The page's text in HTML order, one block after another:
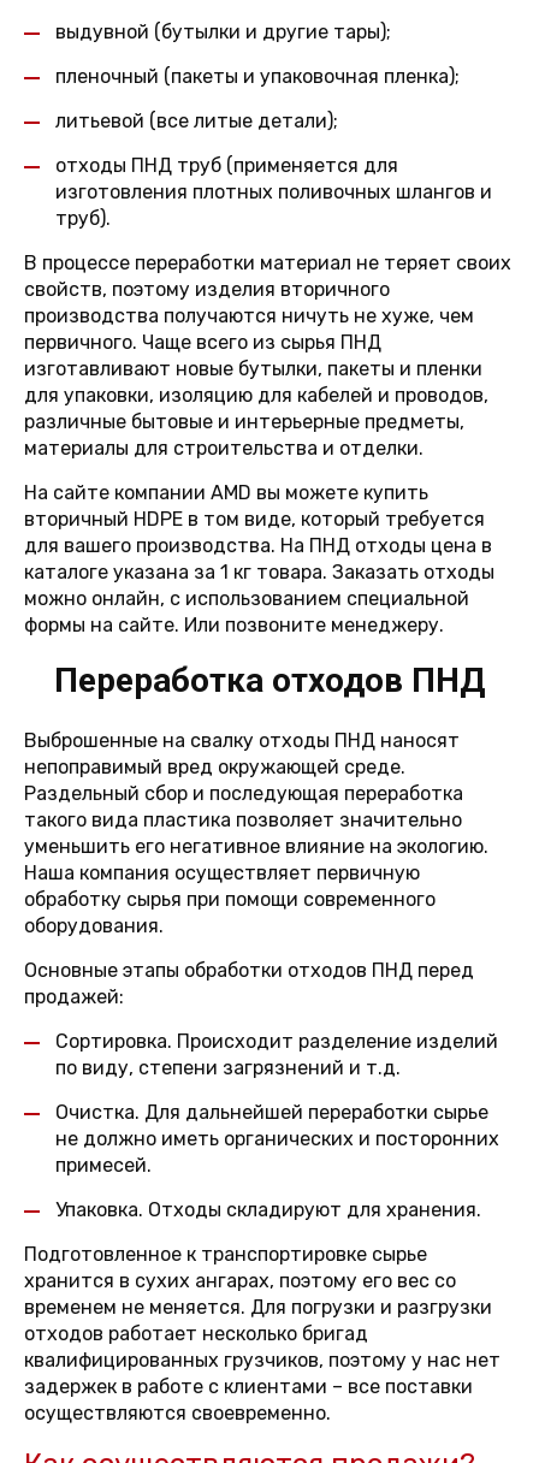
выдувной (бутылки и другие тары);
пленочный (пакеты и упаковочная пленка);
литьевой (все литые детали);
отходы ПНД труб (применяется для
изготовления плотных поливочных шлангов и
труб).
В процессе переработки материал не теряет своих
свойств, поэтому изделия вторичного
производства получаются ничуть не хуже, чем
первичного. Чаще всего из сырья ПНД
изготавливают новые бутылки, пакеты и пленки
для упаковки, изоляцию для кабелей и проводов,
различные бытовые и интерьерные предметы,
материалы для строительства и отделки.
На сайте компании AMD вы можете купить
вторичный HDPE в том виде, который требуется
для вашего производства. На ПНД отходы цена в
каталоге указана за 1 кг товара. Заказать отходы
можно онлайн, с использованием специальной
формы на сайте. Или позвоните менеджеру.
Переработка отходов ПНД
Выброшенные на свалку отходы ПНД наносят
непоправимый вред окружающей среде.
Раздельный сбор и последующая переработка
такого вида пластика позволяет значительно
уменьшить его негативное влияние на экологию.
Наша компания осуществляет первичную
обработку сырья при помощи современного
оборудования.
Основные этапы обработки отходов ПНД перед
продажей:
Сортировка. Происходит разделение изделий
по виду, степени загрязнений и т.д.
Очистка. Для дальнейшей переработки сырье
не должно иметь органических и посторонних
примесей.
Упаковка. Отходы складируют для хранения.
Подготовленное к транспортировке сырье
хранится в сухих ангарах, поэтому его вес со
временем не меняется. Для погрузки и разгрузки
отходов работает несколько бригад
квалифицированных грузчиков, поэтому у нас нет
задержек в работе с клиентами – все поставки
осуществляются своевременно.